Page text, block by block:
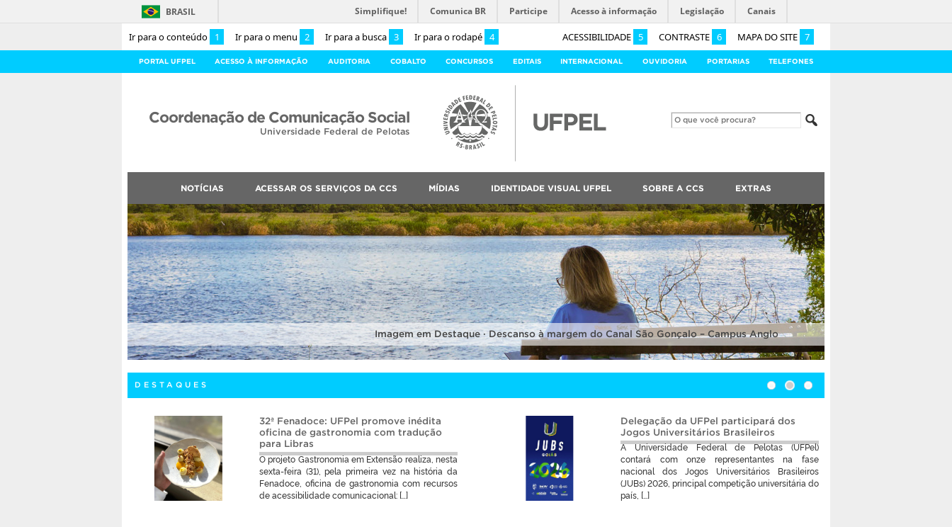
Ir para o conteúdo 1 Ir para o menu 2 Ir para a busca 3 Ir para o rodapé 4 ACESSIBILIDADE 5 CONTRASTE 6 MAPA DO SITE 7
BRASIL Simplifique! Comunica BR Participe Acesso à informação Legislação Canais
PORTAL UFPEL ACESSO À INFORMAÇÃO AUDITORIA COBALTO CONCURSOS EDITAIS INTERNACIONAL OUVIDORIA PORTARIAS TELEFONES
Coordenação de Comunicação Social
Universidade Federal de Pelotas
NOTÍCIAS ACESSAR OS SERVIÇOS DA CCS MÍDIAS IDENTIDADE VISUAL UFPEL SOBRE A CCS EXTRAS
Imagem em Destaque · Descanso à margem do Canal São Gonçalo – Campus Anglo
DESTAQUES
32ª Fenadoce: UFPel promove inédita
oficina de gastronomia com tradução
para Libras
O projeto Gastronomia em Extensão realiza, nesta
sexta-feira (31), pela primeira vez na história da
Fenadoce, oficina de gastronomia com recursos
de acessibilidade comunicacional: […]
Delegação da UFPel participará dos
Jogos Universitários Brasileiros
A Universidade Federal de Pelotas (UFPel)
contará com onze representantes na fase
nacional dos Jogos Universitários Brasileiros
(JUBs) 2026, principal competição universitária do
país, […]